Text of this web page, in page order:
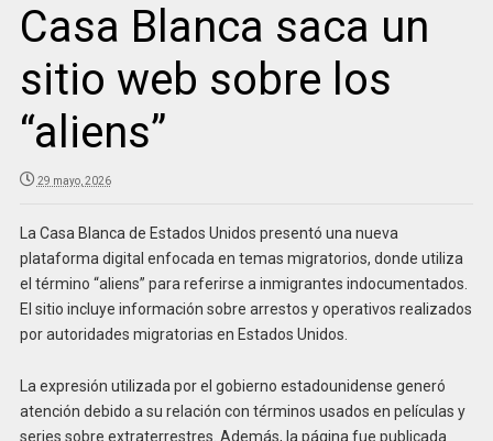
Casa Blanca saca un
sitio web sobre los
“aliens”
29 mayo, 2026
La Casa Blanca de Estados Unidos presentó una nueva
plataforma digital enfocada en temas migratorios, donde utiliza
el término “aliens” para referirse a inmigrantes indocumentados.
El sitio incluye información sobre arrestos y operativos realizados
por autoridades migratorias en Estados Unidos.
La expresión utilizada por el gobierno estadounidense generó
atención debido a su relación con términos usados en películas y
series sobre extraterrestres. Además, la página fue publicada